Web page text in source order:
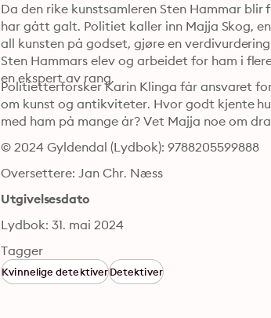
Da den rike kunstsamleren Sten Hammar
har gått galt. Politiet kaller inn Majja Skog,
all kunsten på godset, gjøre en
Sten Hammars elev og arbeidet for ham i
en ekspert av rang.
Politietterforsker Karin Klinga får ansvaret
om kunst og antikviteter. Hvor godt kjente
med ham på mange år? Vet Majja noe om
© 2024 Gyldendal (Lydbok): 9788205599888
Oversettere: Jan Chr. Næss
Utgivelsesdato
Lydbok: 31. mai 2024
Tagger
Kvinnelige detektiverDetektiver